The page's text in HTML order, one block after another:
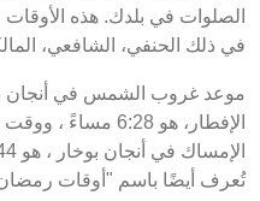
الصلوات في بلدك. هذه الأوقات
في ذلك الحنفي، الشافعي،
موعد غروب الشمس في أنجان
الإفطار، هو 6:28
تُعرف أيضًا باسم "أوقات